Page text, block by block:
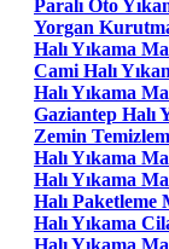
Paralı Oto
Yorgan
Halı Yıkama
Cami Halı
Halı Yıkama
Gaziantep Halı
Zemin
Halı Yıkama
Halı Yıkama
Halı Paketleme
Halı Yıkama
Halı Yıkama